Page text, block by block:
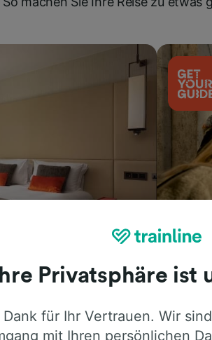
Ihre Privatsphäre ist
für Ihr Vertrauen. Wir
mit Ihren persönlichen